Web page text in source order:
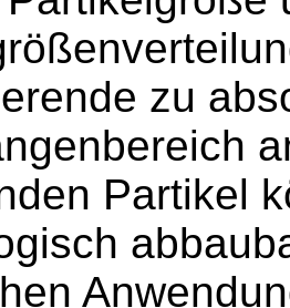
zu
Partikel